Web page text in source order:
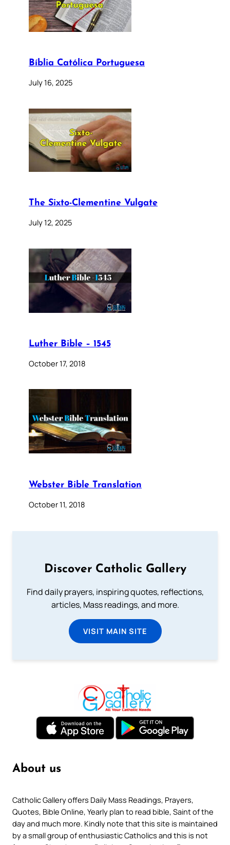
Bíblia Católica Portuguesa
July 16, 2025
The Sixto-Clementine Vulgate
July 12, 2025
Luther Bible – 1545
October 17, 2018
Webster Bible Translation
October 11, 2018
Discover Catholic Gallery
Find daily prayers, inspiring quotes, reflections,
articles, Mass readings, and more.
VISIT MAIN SITE
About us
Catholic Gallery offers Daily Mass Readings, Prayers,
Quotes, Bible Online, Yearly plan to read bible, Saint of the
day and much more. Kindly note that this site is maintained
by a small group of enthusiastic Catholics and this is not